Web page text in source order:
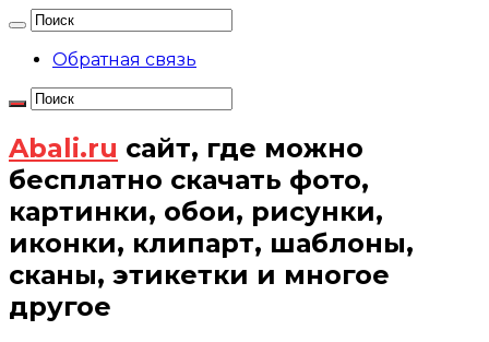
Обратная связь
Abali.ru сайт, где можно
бесплатно скачать фото,
картинки, обои, рисунки,
иконки, клипарт, шаблоны,
сканы, этикетки и многое
другое